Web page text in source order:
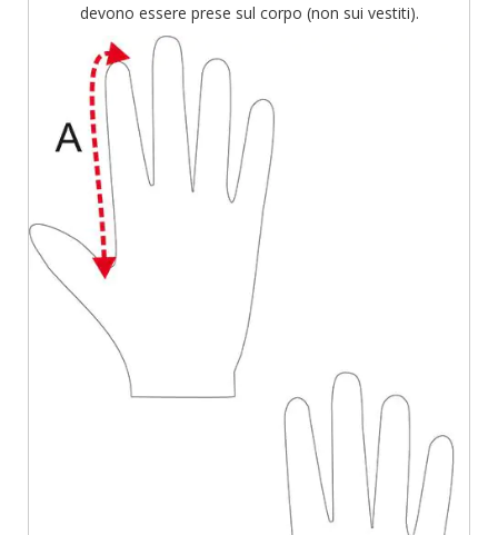
devono essere prese sul corpo (non sui vestiti).